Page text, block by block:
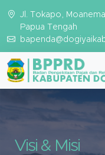
Jl. Tokapo,
Papua Tengah
Visi & Misi